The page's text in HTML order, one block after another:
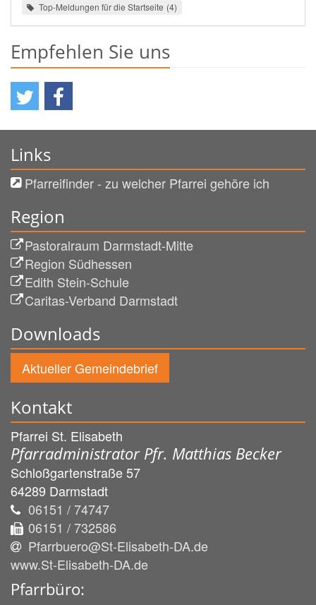
Top-Meldungen für die Startseite 4
Empfehlen Sie uns
Links
Pfarreifinder - zu welcher Pfarrei gehöre ich
Region
Pastoralraum Darmstadt-Mitte
Region Südhessen
Edith Stein-Schule
Caritas-Verband Darmstadt
Downloads
Aktueller Gemeindebrief
Kontakt
Pfarrei St. Elisabeth
Pfarradministrator Pfr. Matthias Becker
Schloßgartenstraße 57
64289 Darmstadt
06151 / 74747
06151 / 732586
Pfarrbuero@St-Elisabeth-DA.de
www.St-Elisabeth-DA.de
Pfarrbüro: